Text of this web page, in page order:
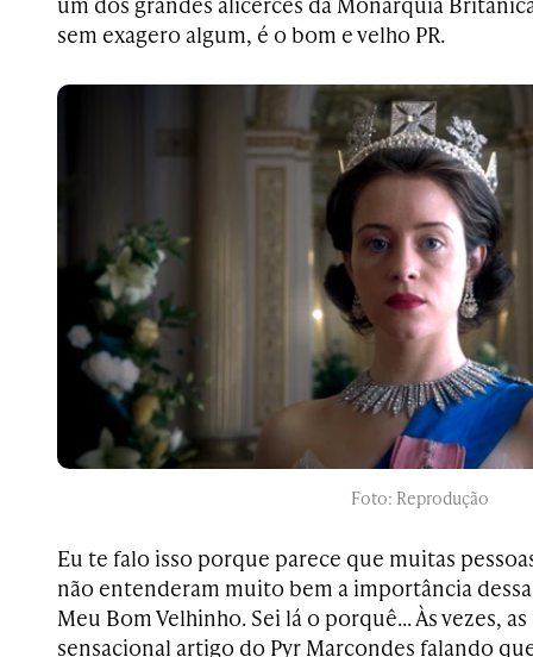
sem exagero algum, é o bom e velho PR.
Foto: Reprodução
Eu te falo isso porque parece que muitas
não entenderam muito bem a importância
Meu Bom Velhinho. Sei lá o porquê… Às vezes,
sensacional artigo do Pyr Marcondes falando